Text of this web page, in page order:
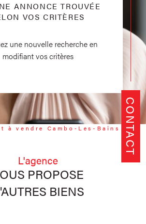
CONTACT
ANNONCE TROUVÉE
VOS CRITÈRES
une nouvelle recherche en
modifiant vos critères
à vendre Cambo-Les-Bains
L'agence
PROPOSE
BIENS